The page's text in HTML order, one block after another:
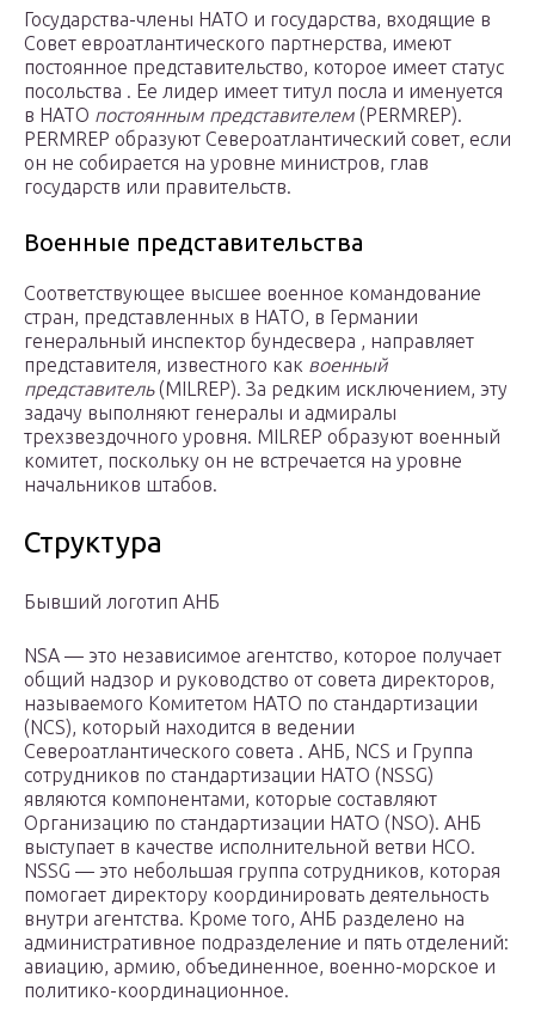
Государства-члены НАТО и государства, входящие в
Совет евроатлантического партнерства, имеют
постоянное представительство, которое имеет статус
посольства . Ее лидер имеет титул посла и именуется
в НАТО постоянным представителем (PERMREP).
PERMREP образуют Североатлантический совет, если
он не собирается на уровне министров, глав
государств или правительств.
Военные представительства
Соответствующее высшее военное командование
стран, представленных в НАТО, в Германии
генеральный инспектор бундесвера , направляет
представителя, известного как военный
представитель(MILREP). За редким исключением, эту
задачу выполняют генералы и адмиралы
трехзвездочного уровня. MILREP образуют военный
комитет, поскольку он не встречается на уровне
начальников штабов.
Структура
Бывший логотип АНБ
NSA — это независимое агентство, которое получает
общий надзор и руководство от совета директоров,
называемого Комитетом НАТО по стандартизации
(NCS), который находится в ведении
Североатлантического совета . АНБ, NCS и Группа
сотрудников по стандартизации НАТО (NSSG)
являются компонентами, которые составляют
Организацию по стандартизации НАТО (NSO). АНБ
выступает в качестве исполнительной ветви НСО.
NSSG — это небольшая группа сотрудников, которая
помогает директору координировать деятельность
внутри агентства. Кроме того, АНБ разделено на
административное подразделение и пять отделений:
авиацию, армию, объединенное, военно-морское и
политико-координационное.